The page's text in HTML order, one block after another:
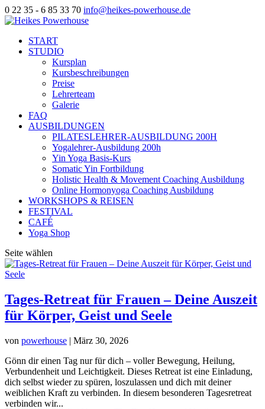
0 22 35 - 6 85 33 70 info@heikes-powerhouse.de
START
STUDIO
Kursplan
Kursbeschreibungen
Preise
Lehrerteam
Galerie
FAQ
AUSBILDUNGEN
PILATESLEHRER-AUSBILDUNG 200H
Yogalehrer-Ausbildung 200h
Yin Yoga Basis-Kurs
Somatic Yin Fortbildung
Holistic Health & Movement Coaching Ausbildung
Online Hormonyoga Coaching Ausbildung
WORKSHOPS & REISEN
FESTIVAL
CAFÉ
Yoga Shop
Seite wählen
Tages-Retreat für Frauen – Deine Auszeit
für Körper, Geist und Seele
von powerhouse | März 30, 2026
Gönn dir einen Tag nur für dich – voller Bewegung, Heilung,
Verbundenheit und Leichtigkeit. Dieses Retreat ist eine Einladung,
dich selbst wieder zu spüren, loszulassen und dich mit deiner
weiblichen Kraft zu verbinden. In diesem besonderen Tagesretreat
verbinden wir...